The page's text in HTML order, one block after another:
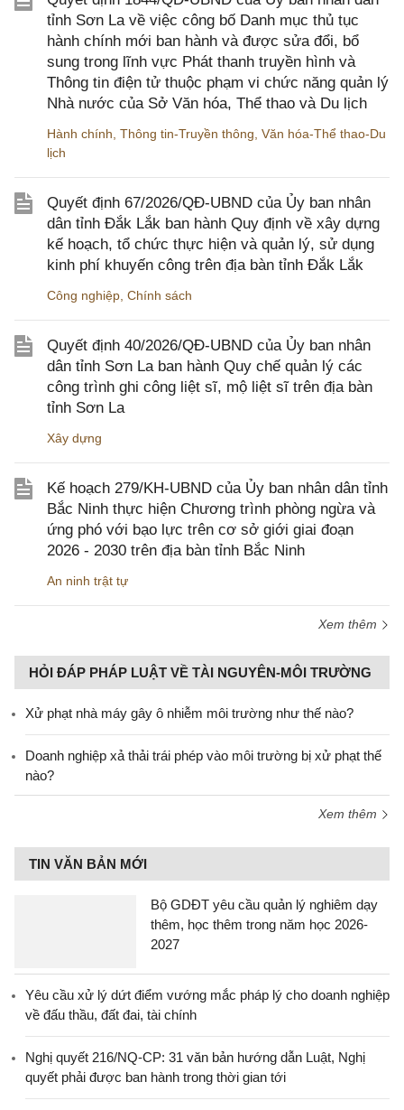
tỉnh Sơn La về việc công bố Danh mục thủ tục
hành chính mới ban hành và được sửa đổi, bổ
sung trong lĩnh vực Phát thanh truyền hình và
Thông tin điện tử thuộc phạm vi chức năng quản lý
Nhà nước của Sở Văn hóa, Thể thao và Du lịch
Hành chính Thông tin-Truyền thông Văn hóa-Thể thao-Du
lịch
Quyết định 67/2026/QĐ-UBND của Ủy ban nhân
dân tỉnh Đắk Lắk ban hành Quy định về xây dựng
kế hoạch, tổ chức thực hiện và quản lý, sử dụng
kinh phí khuyến công trên địa bàn tỉnh Đắk Lắk
Công nghiệp Chính sách
Quyết định 40/2026/QĐ-UBND của Ủy ban nhân
dân tỉnh Sơn La ban hành Quy chế quản lý các
công trình ghi công liệt sĩ, mộ liệt sĩ trên địa bàn
tỉnh Sơn La
Xây dựng
Kế hoạch 279/KH-UBND của Ủy ban nhân dân tỉnh
Bắc Ninh thực hiện Chương trình phòng ngừa và
ứng phó với bạo lực trên cơ sở giới giai đoạn
2026 - 2030 trên địa bàn tỉnh Bắc Ninh
An ninh trật tự
Xem thêm
HỎI ĐÁP PHÁP LUẬT VỀ TÀI NGUYÊN-MÔI TRƯỜNG
Xử phạt nhà máy gây ô nhiễm môi trường như thế nào?
Doanh nghiệp xả thải trái phép vào môi trường bị xử phạt thế
nào?
Xem thêm
TIN VĂN BẢN MỚI
Bộ GDĐT yêu cầu quản lý nghiêm dạy
thêm, học thêm trong năm học 2026-
2027
Yêu cầu xử lý dứt điểm vướng mắc pháp lý cho doanh nghiệp
về đấu thầu, đất đai, tài chính
Nghị quyết 216/NQ-CP: 31 văn bản hướng dẫn Luật, Nghị
quyết phải được ban hành trong thời gian tới